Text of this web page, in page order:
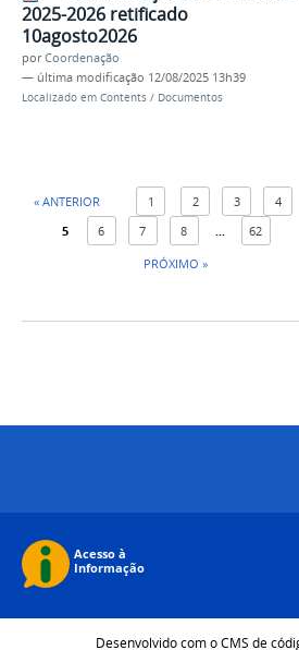
2025-2026 retificado
10agosto2026
porCoordenação
— última modificação 12/08/2025 13h39
Localizado em Contents / Documentos
« ANTERIOR 1 2 3
4
5
6 7 8 ...
62
PRÓXIMO »
Desenvolvido com o CMS de